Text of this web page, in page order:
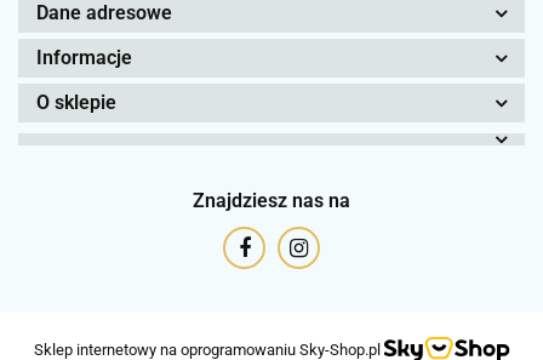
Dane adresowe
Informacje
O sklepie
Znajdziesz nas na
Sklep internetowy na oprogramowaniu Sky-Shop.pl